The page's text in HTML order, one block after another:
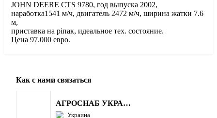
JOHN DEERE CTS 9780, год выпуска 2002,
наработка1541 м/ч, двигатель 2472 м/ч, ширина жатки 7.6
м,
приставка на ріпак, идеальное тех. состояние.
Цена 97.000 евро.
Как с нами связаться
АГРОСНАБ УКРАЇНА
Украина